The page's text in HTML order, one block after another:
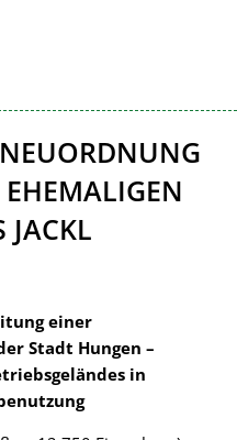
JACKL
einer
Stadt Hungen –
in